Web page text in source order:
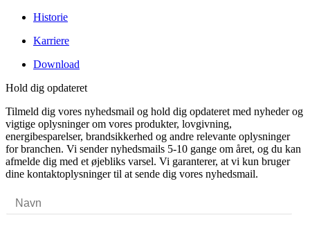
Historie
Karriere
Download
Hold dig opdateret
Tilmeld dig vores nyhedsmail og hold dig opdateret med nyheder og
vigtige oplysninger om vores produkter, lovgivning,
energibesparelser, brandsikkerhed og andre relevante oplysninger
for branchen. Vi sender nyhedsmails 5-10 gange om året, og du kan
afmelde dig med et øjebliks varsel. Vi garanterer, at vi kun bruger
dine kontaktoplysninger til at sende dig vores nyhedsmail.